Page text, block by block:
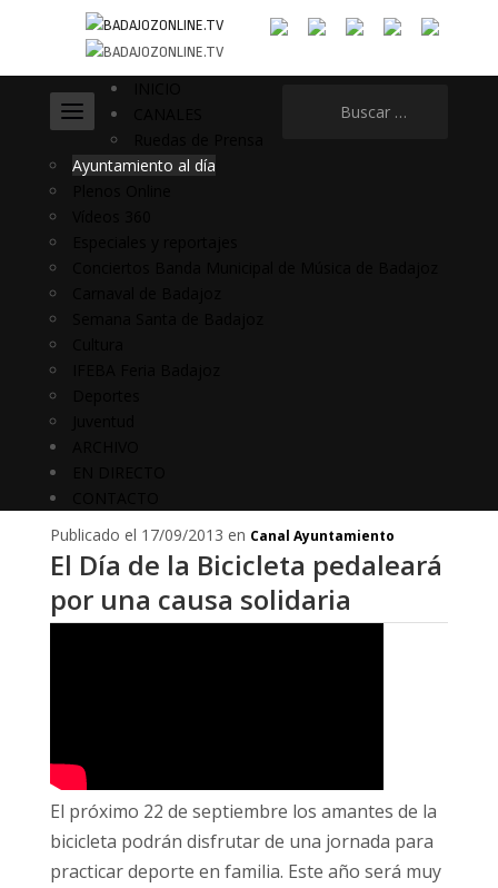
Ayuntamiento al día
Publicado el 17/09/2013 en Canal Ayuntamiento
El Día de la Bicicleta pedaleará
por una causa solidaria
El próximo 22 de septiembre los amantes de la
bicicleta podrán disfrutar de una jornada para
practicar deporte en familia. Este año será muy